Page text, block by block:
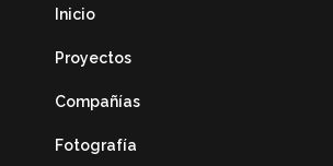
Inicio
Proyectos
Compañías
Fotografía